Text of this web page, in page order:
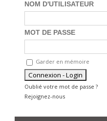
NOM D'UTILISATEUR
MOT DE PASSE
Garder en mémoire
Oublié votre mot de passe ?
Rejoignez-nous